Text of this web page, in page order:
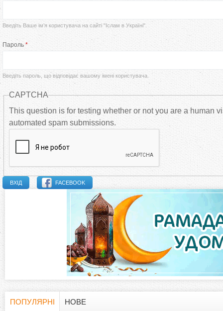
в
н
н
в
к
к
Введіть Ваше ім’я користувача на сайті "Іслам в Україні".
Пароль *
Введіть пароль, що відповідає вашому імені користувача.
CAPTCHA
This question is for testing whether or not you are a human
automated spam submissions.
FACEBOOK
ПОПУЛЯРНІ
НОВЕ